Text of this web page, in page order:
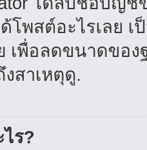
โพสต์อะไรเลย
เพื่อลดขนาดขอ
สาเหตุดู.
ร?